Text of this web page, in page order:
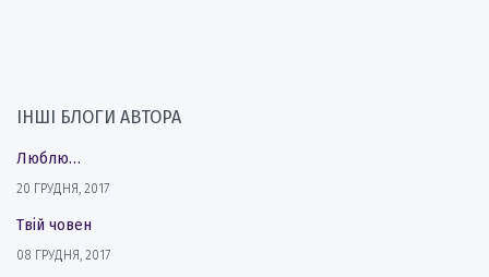
ІНШІ БЛОГИ АВТОРА
Люблю…
20 ГРУДНЯ, 2017
Твій човен
08 ГРУДНЯ, 2017